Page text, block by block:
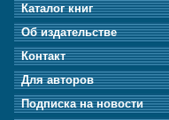
Каталог книг
Об издательстве
Контакт
Для авторов
Подписка на новости